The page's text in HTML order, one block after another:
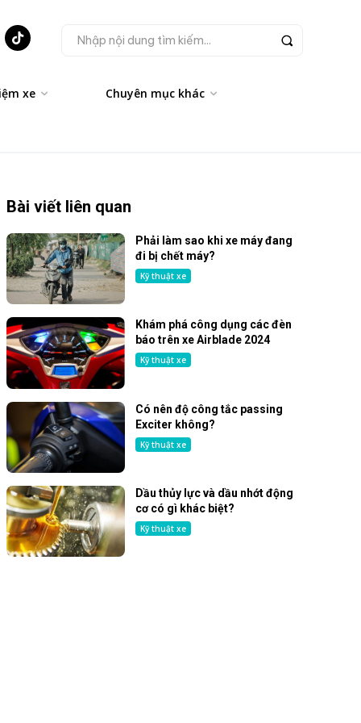
Nhập nội dung tìm kiếm...
xe Chuyên mục khác
Bài viết liên quan
Phải làm sao khi xe máy đang
đi bị chết máy?
Kỹ thuật xe
Khám phá công dụng các đèn
báo trên xe Airblade 2024
Kỹ thuật xe
Có nên độ công tắc passing
Exciter không?
Kỹ thuật xe
Dầu thủy lực và dầu nhớt động
cơ có gì khác biệt?
Kỹ thuật xe